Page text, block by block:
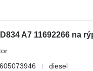
diesel